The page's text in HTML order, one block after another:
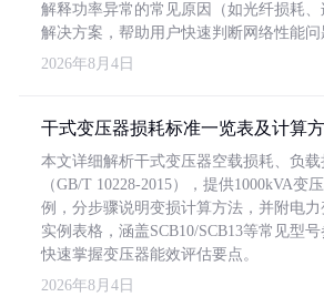
解释功率异常的常见原因（如光纤损耗、
解决方案，帮助用户快速判断网络性能问
2026年8月4日
干式变压器损耗标准一览表及计算
本文详细解析干式变压器空载损耗、负
（GB/T 10228-2015），提供1000kVA变
例，分步骤说明变损计算方法，并附电
实例表格，涵盖SCB10/SCB13等常见型
快速掌握变压器能效评估要点。
2026年8月4日